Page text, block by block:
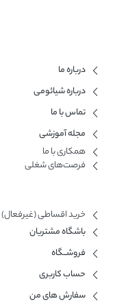
درباره ما
درباره شیائومی
تماس با ما
مجله آموزشی
همکاری با ما​
فرصت‌های شغلی
خرید اقساطی (غیرفعال)
باشگاه مشتریان
فروشــگاه
حساب کاربری
سفارش های من